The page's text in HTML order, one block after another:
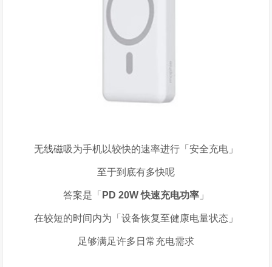
无线磁吸为手机以较快的速率进行「安全充电」
至于到底有多快呢
答案是「 PD 20W快速充电功率」
在较短的时间内为「设备恢复至健康电量状态」
足够满足许多日常充电需求